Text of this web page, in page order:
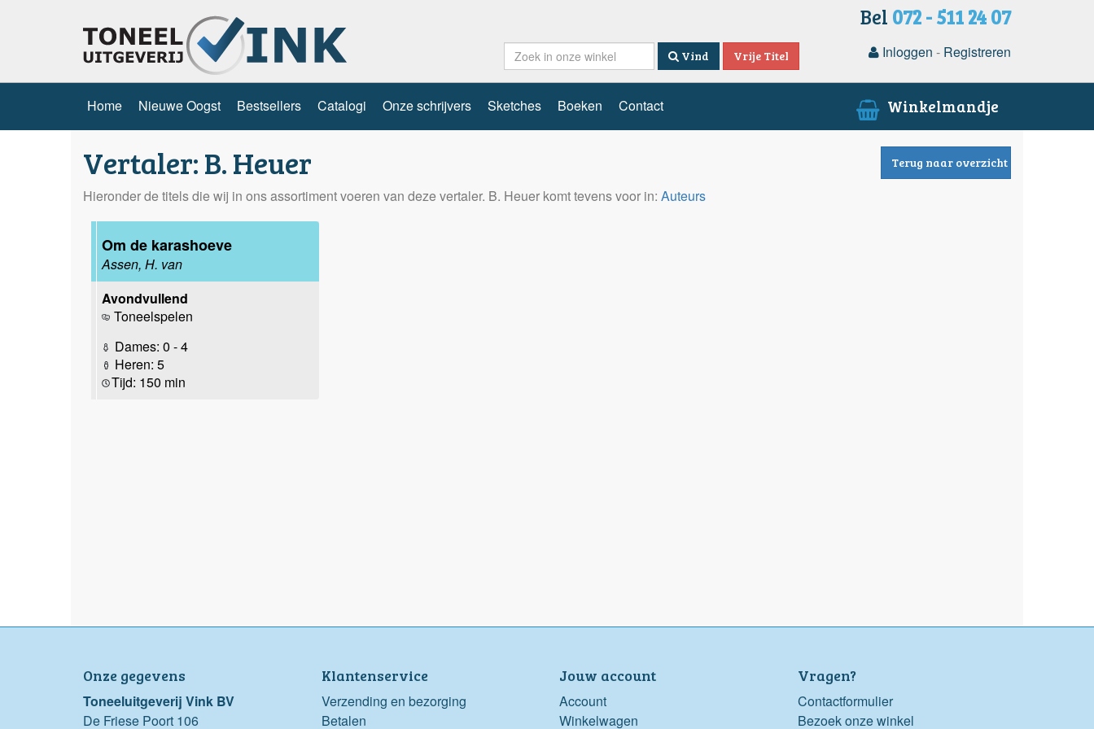
Bel 072 - 511 24 07
Vind Vrije Titel Inloggen - Registreren
Home Nieuwe Oogst Bestsellers Catalogi Onze schrijvers Sketches Boeken Contact Winkelmandje
Vertaler: B. Heuer Terug naar overzicht
Hieronder de titels die wij in ons assortiment voeren van deze vertaler. B. Heuer komt tevens voor in: Auteurs
Om de karashoeve
Assen, H. van
Avondvullend
Toneelspelen
Dames: 0 - 4
Heren: 5
Tijd: 150 min
Onze gegevens
Toneeluitgeverij Vink BV
De Friese Poort 106
Klantenservice
Verzending en bezorging
Betalen
Jouw account
Account
Winkelwagen
Vragen?
Contactformulier
Bezoek onze winkel